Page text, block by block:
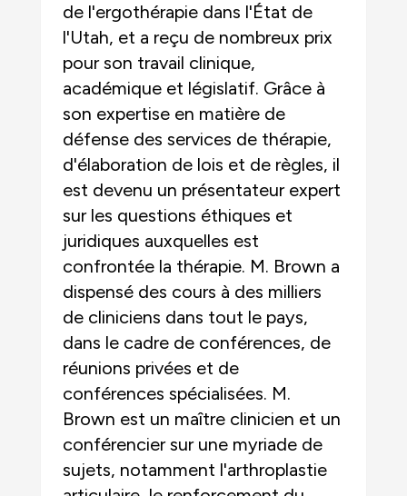
de l'ergothérapie dans l'État de
l'Utah, et a reçu de nombreux prix
pour son travail clinique,
académique et législatif. Grâce à
son expertise en matière de
défense des services de thérapie,
d'élaboration de lois et de règles, il
est devenu un présentateur expert
sur les questions éthiques et
juridiques auxquelles est
confrontée la thérapie. M. Brown a
dispensé des cours à des milliers
de cliniciens dans tout le pays,
dans le cadre de conférences, de
réunions privées et de
conférences spécialisées. M.
Brown est un maître clinicien et un
conférencier sur une myriade de
sujets, notamment l'arthroplastie